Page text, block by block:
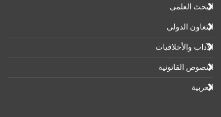
البحث العلمي
التعاون الدولي
الآداب واﻷخلاقيات
النصوص القانونية
العربية